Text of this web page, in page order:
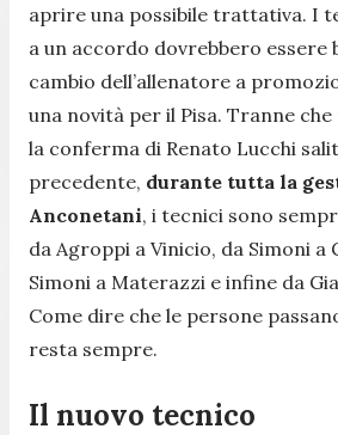
aprire una possibile trattativa. I
a un accordo dovrebbero essere
cambio dell’allenatore a
una novità per il Pisa. Tranne che
la conferma di Renato Lucchi
precedente, durante tutta la
Anconetani, i tecnici sono
da Agroppi a Vinicio, da Simoni a
Simoni a Materazzi e infine da
Come dire che le persone
resta sempre.
Il nuovo tecnico